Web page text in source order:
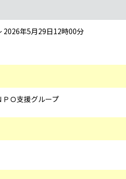
2026年5月29日12時00分
Ｏ支援グループ